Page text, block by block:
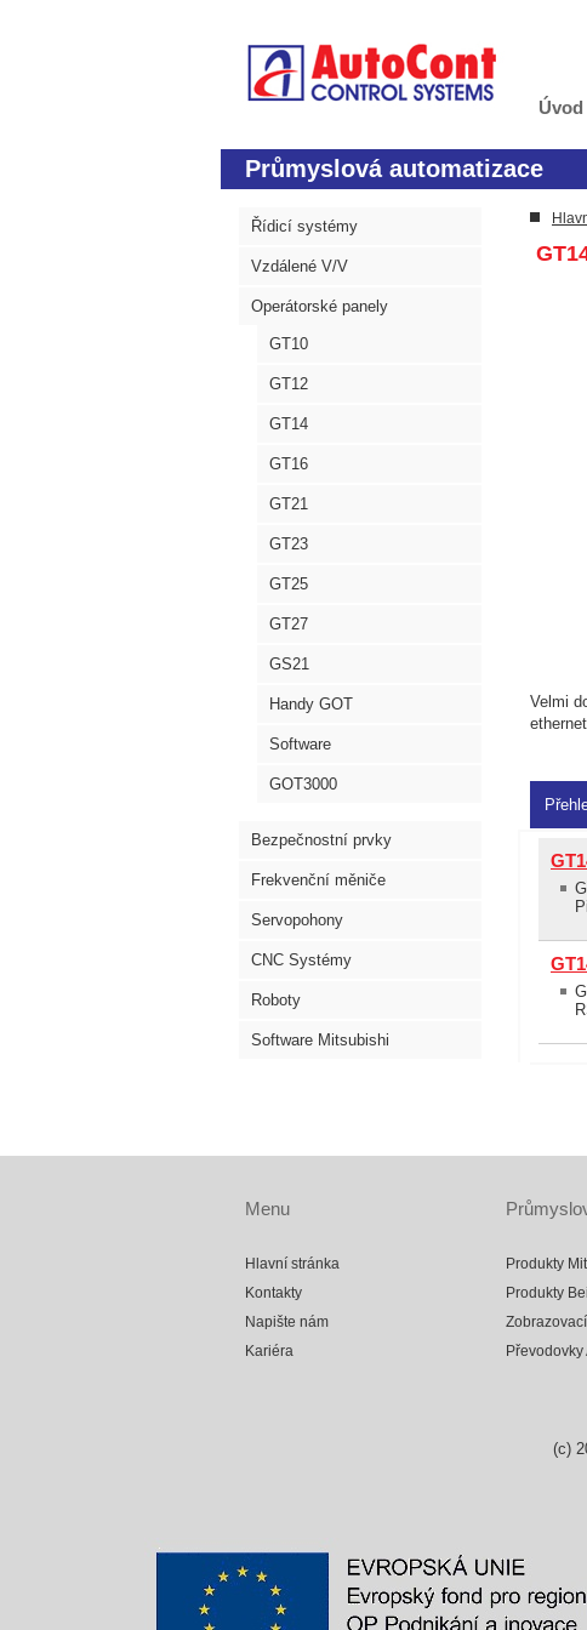
Úvod
Průmyslová automatizace
Řídicí systémy
Vzdálené V/V
Operátorské panely
GT10
GT12
GT14
GT16
GT21
GT23
GT25
GT27
GS21
Handy GOT
Software
GOT3000
Bezpečnostní prvky
Frekvenční měniče
Servopohony
CNC Systémy
Roboty
Software Mitsubishi
Velmi
Menu
Hlavní stránka
Kontakty
Napište nám
Kariéra
Produkty
Produkty
(c)